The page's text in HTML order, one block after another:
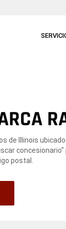
de Illinois
postal.